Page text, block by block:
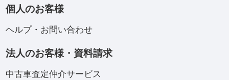
個人のお客様
ヘルプ・お問い合わせ
法人のお客様・資料請求
中古車査定仲介サービス